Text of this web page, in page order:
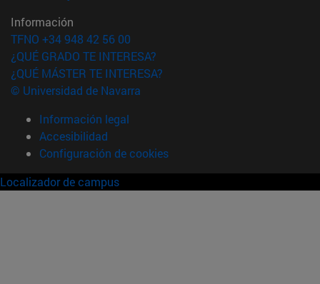
Información
TFNO +34 948 42 56 00
¿QUÉ GRADO TE INTERESA?
¿QUÉ MÁSTER TE INTERESA?
© Universidad de Navarra
Información legal
Accesibilidad
Configuración de cookies
Localizador de campus